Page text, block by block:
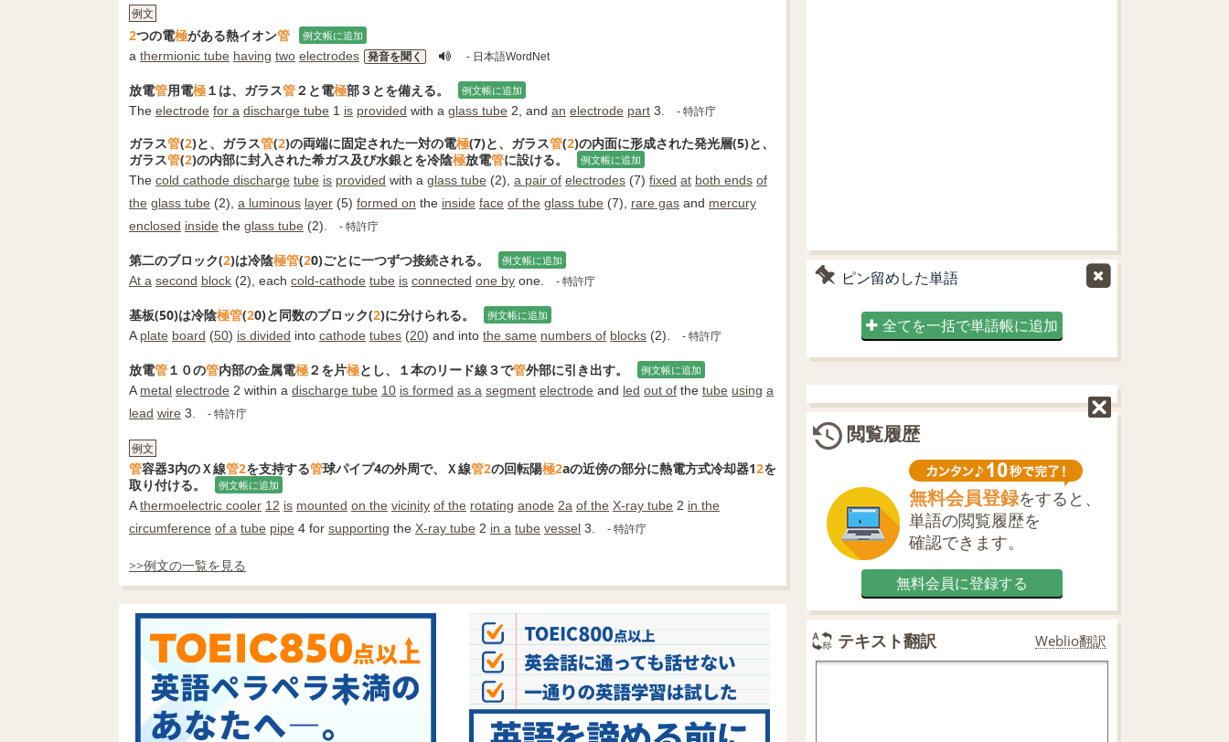
例文
2つの電極がある熱イオン管 例文帳に追加
a thermionic tube having two electrodes 発音を聞く - 日本語WordNet
放電管用電極１は、ガラス管２と電極部３とを備える。 例文帳に追加
The electrode for a discharge tube 1 is provided with a glass tube 2, and an electrode part 3. - 特許庁
ガラス管(2)と、ガラス管(2)の両端に固定された一対の電極(7)と、ガラス管(2)の内面に形成された発光層(5)と、
ガラス管(2)の内部に封入された希ガス及び水銀とを冷陰極放電管に設ける。 例文帳に追加
The cold cathode discharge tube is provided with a glass tube (2), a pair of electrodes (7) fixed at both ends of
the glass tube (2), a luminous layer (5) formed on the inside face of the glass tube (7), rare gas and mercury
enclosed inside the glass tube (2). - 特許庁
第二のブロック(2)は冷陰極管(20)ごとに一つずつ接続される。 例文帳に追加
At a second block (2), each cold-cathode tube is connected one by one. - 特許庁
基板(50)は冷陰極管(20)と同数のブロック(2)に分けられる。 例文帳に追加
A plate board (50) is divided into cathode tubes (20) and into the same numbers of blocks (2). - 特許庁
放電管１０の管内部の金属電極２を片極とし、１本のリード線３で管外部に引き出す。 例文帳に追加
A metal electrode 2 within a discharge tube 10 is formed as a segment electrode and led out of the tube using a
lead wire 3. - 特許庁
例文
管容器3内のＸ線管2を支持する管球パイプ4の外周で、Ｘ線管2の回転陽極2aの近傍の部分に熱電方式冷却器12を
取り付ける。
例文帳に追加
Athermoelectric cooler 12 is mounted on the vicinity of the rotating anode 2a of the X-ray tube 2 in the
circumference of a tube pipe 4 for supporting the X-ray tube 2 in a tube vessel 3. - 特許庁
>>例文の一覧を見る
ピン留めした単語
全てを一括で単語帳に追加
閲覧履歴
無料会員登録をすると、
単語の閲覧履歴を
確認できます。
無料会員に登録する
テキスト翻訳 Weblio翻訳